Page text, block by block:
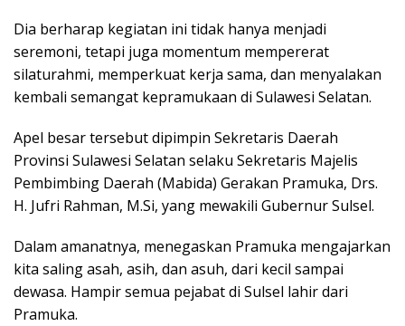
Dia berharap kegiatan ini tidak hanya menjadi
seremoni, tetapi juga momentum mempererat
silaturahmi, memperkuat kerja sama, dan menyalakan
kembali semangat kepramukaan di Sulawesi Selatan.
Apel besar tersebut dipimpin Sekretaris Daerah
Provinsi Sulawesi Selatan selaku Sekretaris Majelis
Pembimbing Daerah (Mabida) Gerakan Pramuka, Drs.
H. Jufri Rahman, M.Si, yang mewakili Gubernur Sulsel.
Dalam amanatnya, menegaskan Pramuka mengajarkan
kita saling asah, asih, dan asuh, dari kecil sampai
dewasa. Hampir semua pejabat di Sulsel lahir dari
Pramuka.